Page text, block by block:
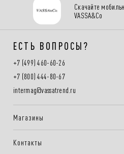
Скачайте
VASSA&Co
ЕСТЬ ВОПРОСЫ?
+7 (499) 460-60-26
+7 (800) 444-80-67
intermag@vassatrend.ru
Магазины
Контакты